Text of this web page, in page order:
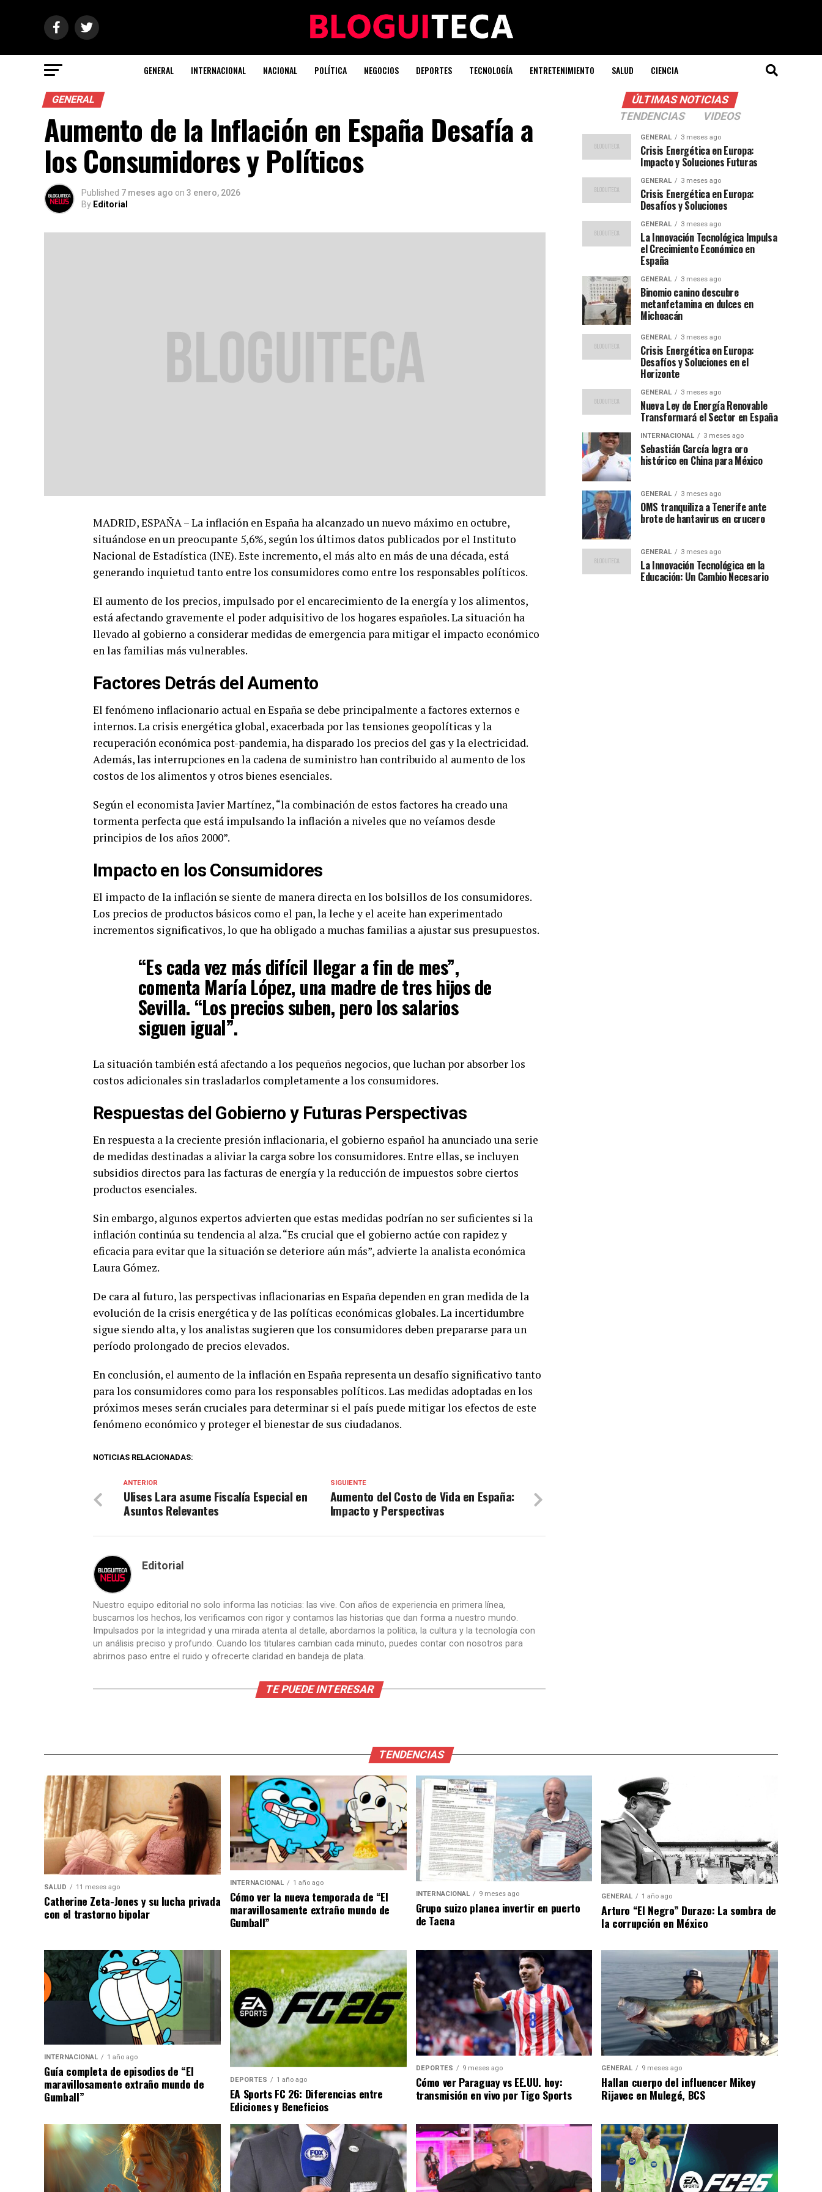
GENERAL INTERNACIONAL NACIONAL POLÍTICA NEGOCIOS DEPORTES TECNOLOGÍA ENTRETENIMIENTO SALUD CIENCIA
GENERAL
Aumento de la Inflación en España Desafía a
los Consumidores y Políticos
Published 7 meses ago on 3 enero, 2026
By Editorial
MADRID, ESPAÑA – La inflación en España ha alcanzado un nuevo máximo en octubre,
situándose en un preocupante 5,6%, según los últimos datos publicados por el Instituto
Nacional de Estadística (INE). Este incremento, el más alto en más de una década, está
generando inquietud tanto entre los consumidores como entre los responsables políticos.
El aumento de los precios, impulsado por el encarecimiento de la energía y los alimentos,
está afectando gravemente el poder adquisitivo de los hogares españoles. La situación ha
llevado al gobierno a considerar medidas de emergencia para mitigar el impacto económico
en las familias más vulnerables.
Factores Detrás del Aumento
El fenómeno inflacionario actual en España se debe principalmente a factores externos e
internos. La crisis energética global, exacerbada por las tensiones geopolíticas y la
recuperación económica post-pandemia, ha disparado los precios del gas y la electricidad.
Además, las interrupciones en la cadena de suministro han contribuido al aumento de los
costos de los alimentos y otros bienes esenciales.
Según el economista Javier Martínez, “la combinación de estos factores ha creado una
tormenta perfecta que está impulsando la inflación a niveles que no veíamos desde
principios de los años 2000”.
Impacto en los Consumidores
El impacto de la inflación se siente de manera directa en los bolsillos de los consumidores.
Los precios de productos básicos como el pan, la leche y el aceite han experimentado
incrementos significativos, lo que ha obligado a muchas familias a ajustar sus presupuestos.
“Es cada vez más difícil llegar a fin de mes”,
comenta María López, una madre de tres hijos de
Sevilla. “Los precios suben, pero los salarios
siguen igual”.
La situación también está afectando a los pequeños negocios, que luchan por absorber los
costos adicionales sin trasladarlos completamente a los consumidores.
Respuestas del Gobierno y Futuras Perspectivas
En respuesta a la creciente presión inflacionaria, el gobierno español ha anunciado una serie
de medidas destinadas a aliviar la carga sobre los consumidores. Entre ellas, se incluyen
subsidios directos para las facturas de energía y la reducción de impuestos sobre ciertos
productos esenciales.
Sin embargo, algunos expertos advierten que estas medidas podrían no ser suficientes si la
inflación continúa su tendencia al alza. “Es crucial que el gobierno actúe con rapidez y
eficacia para evitar que la situación se deteriore aún más”, advierte la analista económica
Laura Gómez.
De cara al futuro, las perspectivas inflacionarias en España dependen en gran medida de la
evolución de la crisis energética y de las políticas económicas globales. La incertidumbre
sigue siendo alta, y los analistas sugieren que los consumidores deben prepararse para un
período prolongado de precios elevados.
En conclusión, el aumento de la inflación en España representa un desafío significativo tanto
para los consumidores como para los responsables políticos. Las medidas adoptadas en los
próximos meses serán cruciales para determinar si el país puede mitigar los efectos de este
fenómeno económico y proteger el bienestar de sus ciudadanos.
NOTICIAS RELACIONADAS:
SIGUIENTE
Aumento del Costo de Vida en España:
Impacto y Perspectivas
ANTERIOR
Ulises Lara asume Fiscalía Especial en
Asuntos Relevantes
Editorial
Nuestro equipo editorial no solo informa las noticias: las vive. Con años de experiencia en primera línea,
buscamos los hechos, los verificamos con rigor y contamos las historias que dan forma a nuestro mundo.
Impulsados por la integridad y una mirada atenta al detalle, abordamos la política, la cultura y la tecnología con
un análisis preciso y profundo. Cuando los titulares cambian cada minuto, puedes contar con nosotros para
abrirnos paso entre el ruido y ofrecerte claridad en bandeja de plata.
TE PUEDE INTERESAR
ÚLTIMAS NOTICIAS
TENDENCIAS
VIDEOS
GENERAL 3 meses ago
Crisis Energética en Europa:
Impacto y Soluciones Futuras
GENERAL 3 meses ago
Crisis Energética en Europa:
Desafíos y Soluciones
GENERAL 3 meses ago
La Innovación Tecnológica Impulsa
el Crecimiento Económico en
España
GENERAL 3 meses ago
Binomio canino descubre
metanfetamina en dulces en
Michoacán
GENERAL 3 meses ago
Crisis Energética en Europa:
Desafíos y Soluciones en el
Horizonte
GENERAL 3 meses ago
Nueva Ley de Energía Renovable
Transformará el Sector en España
INTERNACIONAL 3 meses ago
Sebastián García logra oro
histórico en China para México
GENERAL 3 meses ago
OMS tranquiliza a Tenerife ante
brote de hantavirus en crucero
GENERAL 3 meses ago
La Innovación Tecnológica en la
Educación: Un Cambio Necesario
TENDENCIAS
SALUD 11 meses ago
Catherine Zeta-Jones y su lucha privada
con el trastorno bipolar
INTERNACIONAL 1 año ago
Cómo ver la nueva temporada de “El
maravillosamente extraño mundo de
Gumball”
INTERNACIONAL 9 meses ago
Grupo suizo planea invertir en puerto
de Tacna
GENERAL 1 año ago
Arturo “El Negro” Durazo: La sombra de
la corrupción en México
INTERNACIONAL 1 año ago
Guía completa de episodios de “El
maravillosamente extraño mundo de
Gumball”
DEPORTES 1 año ago
EA Sports FC 26: Diferencias entre
Ediciones y Beneficios
DEPORTES 9 meses ago
Cómo ver Paraguay vs EE.UU. hoy:
transmisión en vivo por Tigo Sports
GENERAL 9 meses ago
Hallan cuerpo del influencer Mikey
Rijavec en Mulegé, BCS